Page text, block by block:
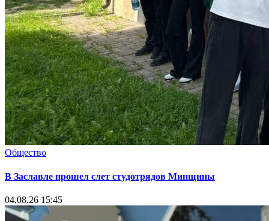
Общество
В Заславле прошел слет студотрядов Минщины
04.08.26 15:45